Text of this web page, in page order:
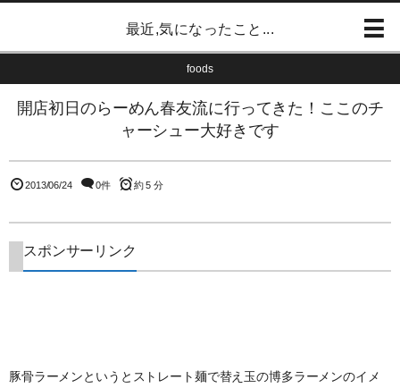
最近,気になったこと...
foods
開店初日のらーめん春友流に行ってきた！ここのチ
ャーシュー大好きです
2013/06/24 0件 約 5 分
スポンサーリンク
豚骨ラーメンというとストレート麺で替え玉の博多ラーメンのイメ